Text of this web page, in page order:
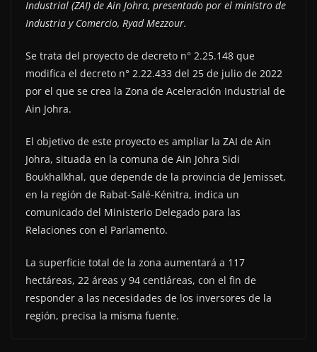
Industrial (ZAI) de Ain Johra, presentado por el ministro de
Industria y Comercio, Ryad Mezzour.
Se trata del proyecto de decreto n° 2.25.148 que
modifica el decreto n° 2.22.433 del 25 de julio de 2022
por el que se crea la Zona de Aceleración Industrial de
Ain Johra.
El objetivo de este proyecto es ampliar la ZAI de Ain
Johra, situada en la comuna de Ain Johra Sidi
Boukhalkhal, que depende de la provincia de Jemisset,
en la región de Rabat-Salé-Kénitra, indica un
comunicado del Ministerio Delegado para las
Relaciones con el Parlamento.
La superficie total de la zona aumentará a 117
hectáreas, 22 áreas y 94 centiáreas, con el fin de
responder a las necesidades de los inversores de la
región, precisa la misma fuente.